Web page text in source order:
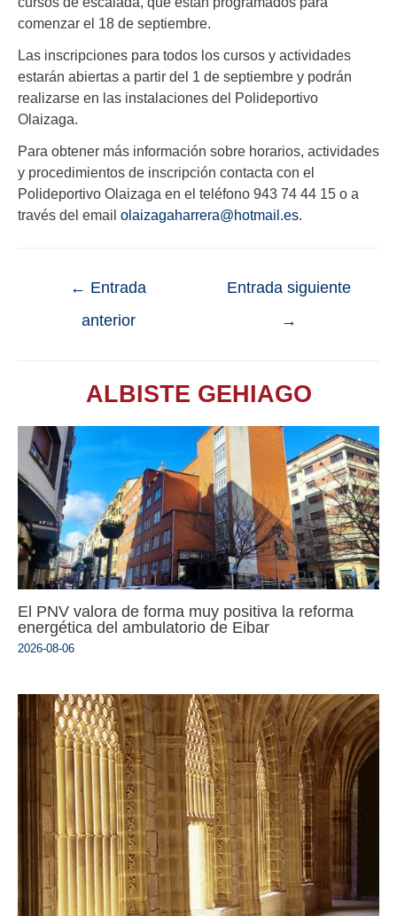
comenzar el 18 de septiembre.
Las inscripciones para todos los cursos y actividades
estarán abiertas a partir del 1 de septiembre y podrán
realizarse en las instalaciones del Polideportivo
Olaizaga.
Para obtener más información sobre horarios, actividades
y procedimientos de inscripción contacta con el
Polideportivo Olaizaga en el teléfono 943 74 44 15 o a
través del email olaizagaharrera@hotmail.es.
← Entrada
anterior
Entrada siguiente
→
ALBISTE GEHIAGO
El PNV valora de forma muy positiva la reforma
energética del ambulatorio de Eibar
2026-08-06